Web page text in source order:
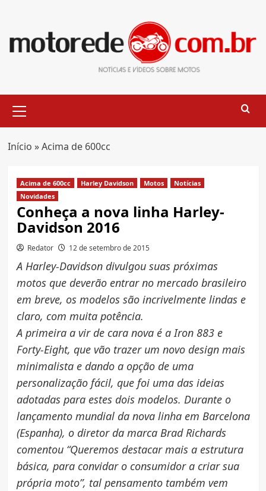
content
Menu
Início »Acima de 600cc
Acima de 600cc Harley Davidson Motos
Notícias
Novidades
Conheça a nova linha Harley-
Davidson 2016
Redator 12 de setembro de 2015
A Harley-Davidson divulgou suas próximas
motos que deverão entrar no mercado brasileiro
em breve, os modelos são incrivelmente lindas e
claro, com muita potência.
A primeira a vir de cara nova é a Iron 883 e
Forty-Eight, que vão trazer um novo design mais
minimalista e dando a opção de uma
personalização fácil, que foi uma das ideias
adotadas para estes dois modelos. Durante o
lançamento mundial da nova linha em Barcelona
(Espanha), o diretor da marca Brad Richards
comentou “Queremos destacar mais a estrutura
básica, para convidar o consumidor a criar sua
própria moto”, tal pensamento também vem